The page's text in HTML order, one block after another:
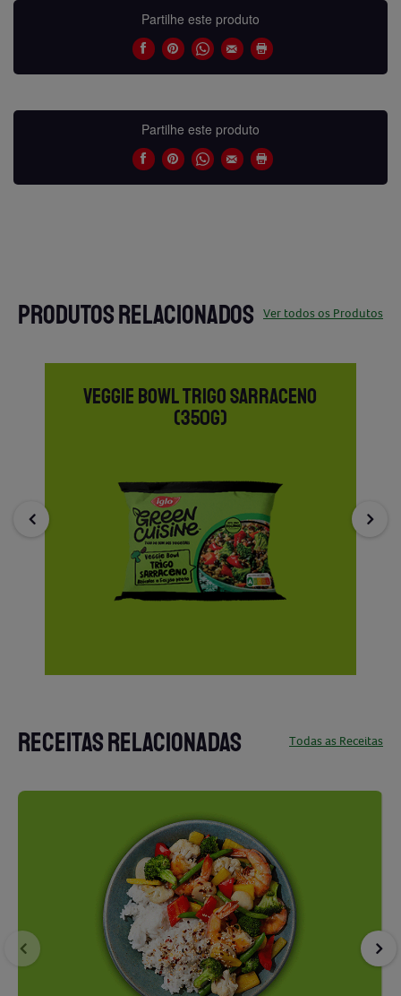
Partilhe este produto
Partilhe este produto
PRODUTOS RELACIONADOS Ver todos os Produtos
VEGGIE BOWL TRIGO SARRACENO
(350G)
RECEITAS RELACIONADAS Todas as Receitas